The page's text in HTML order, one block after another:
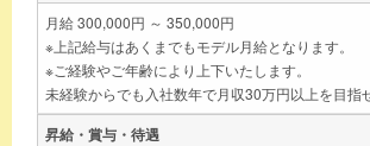
月給 300,000円 ～ 350,000円
※上記給与はあくまでもモデル月給となります。
※ご経験やご年齢により上下いたします。
未経験からでも入社数年で月収30万円以上を目
昇給・賞与・待遇